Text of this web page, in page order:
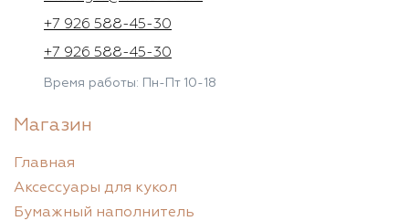
+7 926 588-45-30
+7 926 588-45-30
Время работы: Пн-Пт 10-18
Магазин
Главная
Аксессуары для кукол
Бумажный наполнитель